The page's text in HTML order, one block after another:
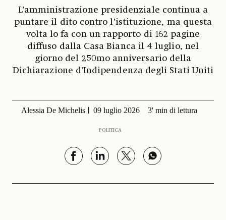
L’amministrazione presidenziale continua a
puntare il dito contro l’istituzione, ma questa
volta lo fa con un rapporto di 162 pagine
diffuso dalla Casa Bianca il 4 luglio, nel
giorno del 250mo anniversario della
Dichiarazione d’Indipendenza degli Stati Uniti
Alessia De Michelis 09 luglio 2026 3' min di lettura
POLITICA